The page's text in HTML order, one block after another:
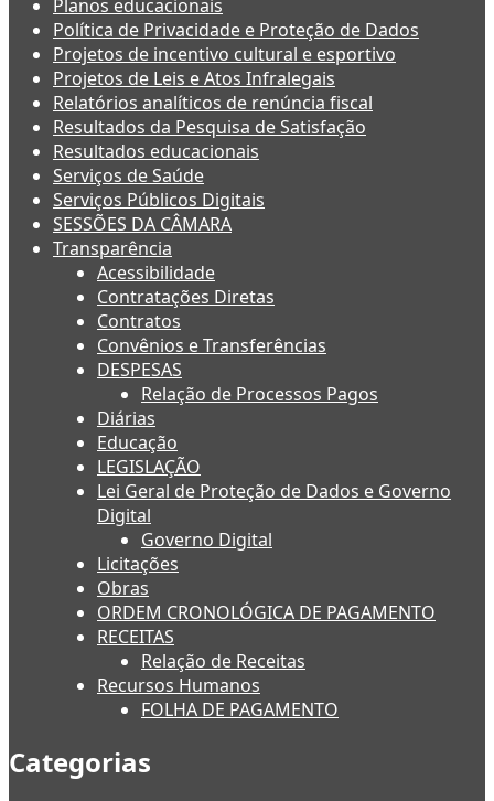
Planos educacionais
Política de Privacidade e Proteção de Dados
Projetos de incentivo cultural e esportivo
Projetos de Leis e Atos Infralegais
Relatórios analíticos de renúncia fiscal
Resultados da Pesquisa de Satisfação
Resultados educacionais
Serviços de Saúde
Serviços Públicos Digitais
SESSÕES DA CÂMARA
Transparência
Acessibilidade
Contratações Diretas
Contratos
Convênios e Transferências
DESPESAS
Relação de Processos Pagos
Diárias
Educação
LEGISLAÇÃO
Lei Geral de Proteção de Dados e Governo
Digital
Governo Digital
Licitações
Obras
ORDEM CRONOLÓGICA DE PAGAMENTO
RECEITAS
Relação de Receitas
Recursos Humanos
FOLHA DE PAGAMENTO
Categorias